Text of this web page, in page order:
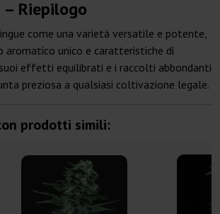
Riepilogo
come una varietà versatile e potente,
unico e caratteristiche di
effetti equilibrati e i raccolti abbondanti
preziosa a qualsiasi coltivazione legale.
prodotti simili: